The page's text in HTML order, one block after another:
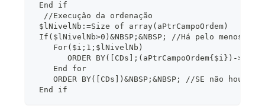
End if
//Execução da ordenação
$lNivelNb:=Size of array(aPtrCampoOrdem)
If($lNivelNb>0)&NBSP;&NBSP; //Há pelo menos
For($i;1;$lNivelNb)
ORDER BY([CDs];(aPtrCampoOrdem{$i})-
End for
ORDER BY([CDs])&NBSP;&NBSP; //SE não
End if